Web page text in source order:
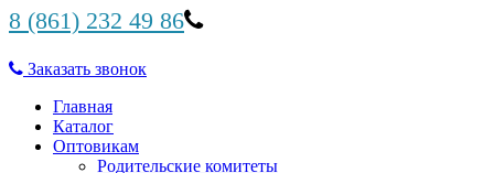
8 (861) 232 49 86
Заказать звонок
Главная
Каталог
Оптовикам
Родительские комитеты